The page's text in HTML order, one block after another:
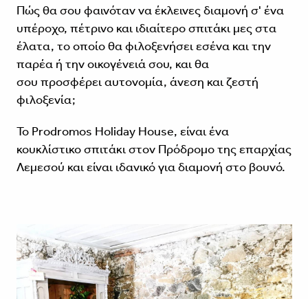
Πώς θα σου φαινόταν να έκλεινες διαμονή σ' ένα
υπέροχο, πέτρινο και ιδιαίτερο σπιτάκι μες στα
έλατα, το οποίο θα φιλοξενήσει εσένα και την
παρέα ή την οικογένειά σου, και θα
σου προσφέρει αυτονομία, άνεση και ζεστή
φιλοξενία;
Το Prodromos Holiday House, είναι ένα
κουκλίστικο σπιτάκι στον Πρόδρομο της επαρχίας
Λεμεσού και είναι ιδανικό για διαμονή στο βουνό.